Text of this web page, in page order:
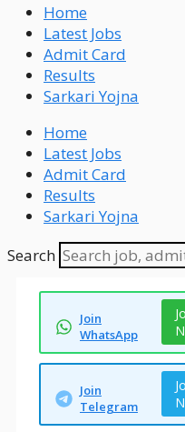
Home
Latest Jobs
Admit Card
Results
Sarkari Yojna
Home
Latest Jobs
Admit Card
Results
Sarkari Yojna
Search
Join
WhatsApp
Join
Telegram